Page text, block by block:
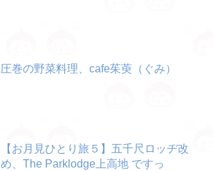
圧巻の野菜料理、cafe茱萸（ぐみ）
【お月見ひとり旅５】五千尺ロッヂ改
め、The Parklodge上高地 ですっ